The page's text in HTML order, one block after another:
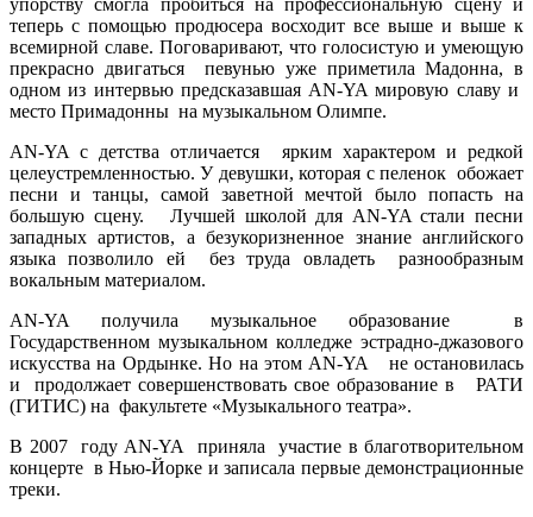
теперь с помощью продюсера восходит все выше и выше к
всемирной славе. Поговаривают, что голосистую и умеющую
прекрасно двигаться певунью уже приметила Мадонна, в
одном из интервью предсказавшая AN-YA мировую славу и
место Примадонны на музыкальном Олимпе.
AN-YA с детства отличается ярким характером и редкой
целеустремленностью. У девушки, которая с пеленок обожает
песни и танцы, самой заветной мечтой было попасть на
большую сцену. Лучшей школой для AN-YA стали песни
западных артистов, а безукоризненное знание английского
языка позволило ей без труда овладеть разнообразным
вокальным материалом.
AN-YA получила музыкальное образование в
Государственном музыкальном колледже эстрадно-джазового
искусства на Ордынке. Но на этом AN-YA не остановилась
и продолжает совершенствовать свое образование в РАТИ
(ГИТИС) на факультете «Музыкального театра».
В 2007 году AN-YA приняла участие в благотворительном
концерте в Нью-Йорке и записала первые демонстрационные
треки.